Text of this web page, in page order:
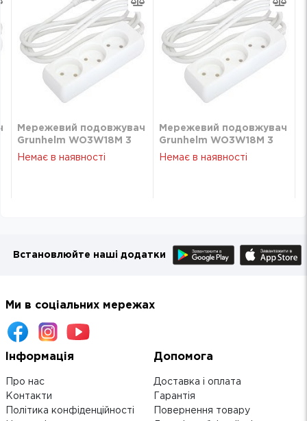
Мережевий подовжувач
Grunhelm WO3W18M 3
розетки 1.8 м
Немає в наявності
Мережевий подовжувач
Grunhelm WO3W18M 3
розетки 1.8 м
Немає в наявності
Встановлюйте наші додатки
Ми в соціальних мережах
Інформація
Про нас
Контакти
Політика конфіденційності
Допомога
Доставка і оплата
Гарантія
Повернення товару